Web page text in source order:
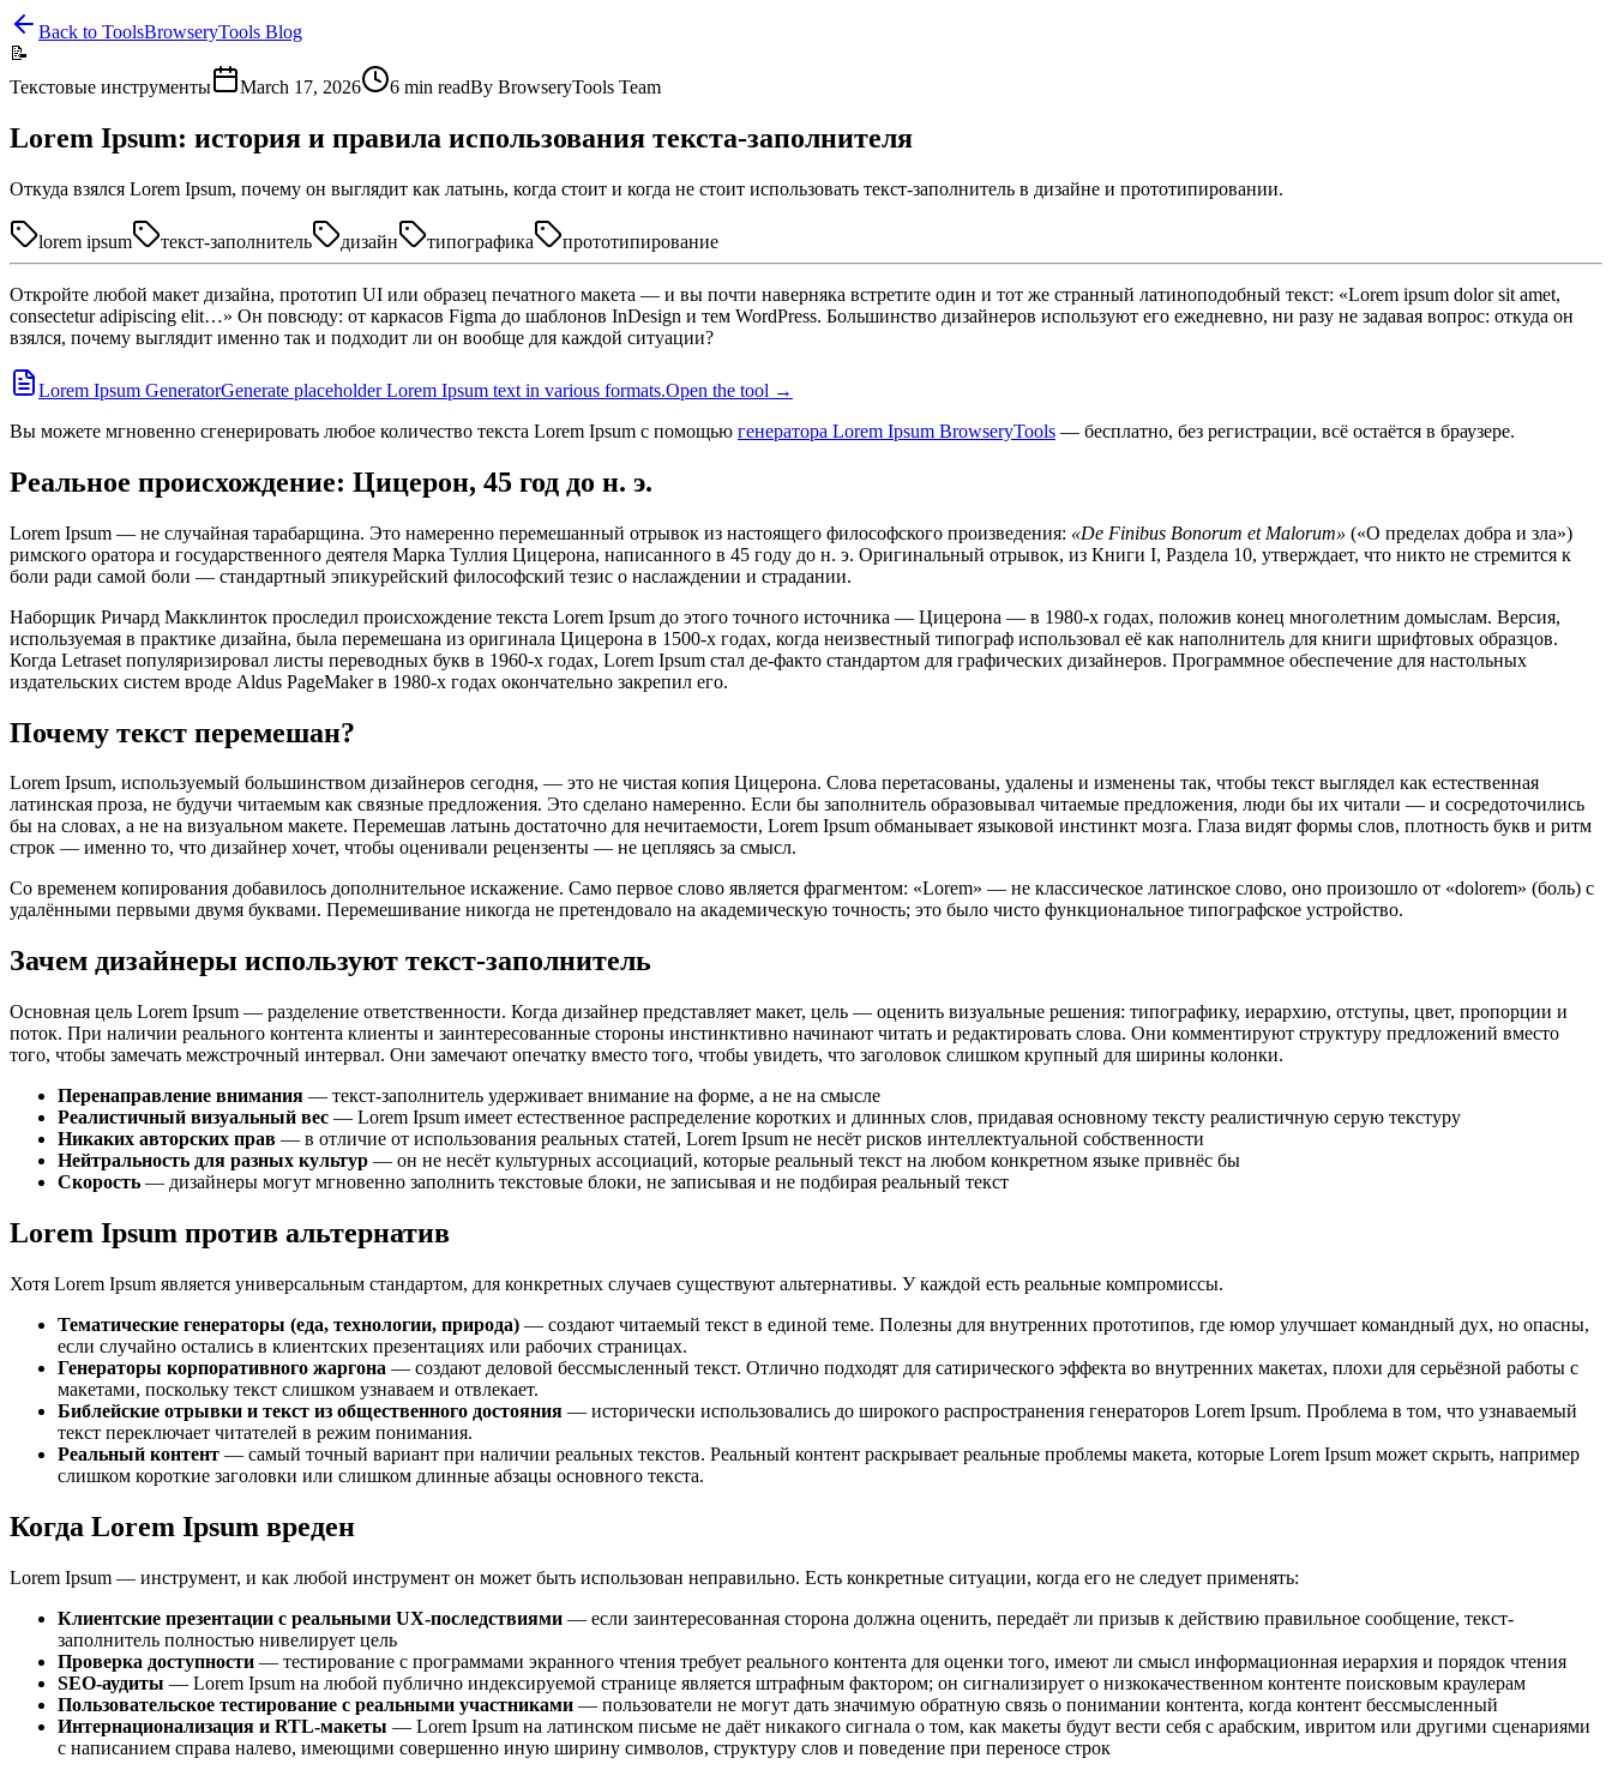
Back to ToolsBrowseryTools Blog
📝
Текстовые инструменты
March 17, 2026 6 min readBy BrowseryTools Team
Lorem Ipsum: история и правила использования текста-заполнителя
Откуда взялся Lorem Ipsum, почему он выглядит как латынь, когда стоит и когда не стоит использовать текст-заполнитель в дизайне и прототипировании.
lorem ipsum текст-заполнитель дизайн типографика прототипирование
Откройте любой макет дизайна, прототип UI или образец печатного макета — и вы почти наверняка встретите один и тот же странный латиноподобный текст: «Lorem ipsum dolor sit amet,
consectetur adipiscing elit…» Он повсюду: от каркасов Figma до шаблонов InDesign и тем WordPress. Большинство дизайнеров используют его ежедневно, ни разу не задавая вопрос: откуда он
взялся, почему выглядит именно так и подходит ли он вообще для каждой ситуации?
Lorem Ipsum GeneratorGenerate placeholder Lorem Ipsum text in various formats.Open the tool →
Вы можете мгновенно сгенерировать любое количество текста Lorem Ipsum с помощью генератора Lorem Ipsum BrowseryTools — бесплатно, без регистрации, всё остаётся в браузере.
Реальное происхождение: Цицерон, 45 год до н. э.
Lorem Ipsum — не случайная тарабарщина. Это намеренно перемешанный отрывок из настоящего философского произведения: «De Finibus Bonorum et Malorum» («О пределах добра и зла»)
римского оратора и государственного деятеля Марка Туллия Цицерона, написанного в 45 году до н. э. Оригинальный отрывок, из Книги I, Раздела 10, утверждает, что никто не стремится к
боли ради самой боли — стандартный эпикурейский философский тезис о наслаждении и страдании.
Наборщик Ричард Макклинток проследил происхождение текста Lorem Ipsum до этого точного источника — Цицерона — в 1980-х годах, положив конец многолетним домыслам. Версия,
используемая в практике дизайна, была перемешана из оригинала Цицерона в 1500-х годах, когда неизвестный типограф использовал её как наполнитель для книги шрифтовых образцов.
Когда Letraset популяризировал листы переводных букв в 1960-х годах, Lorem Ipsum стал де-факто стандартом для графических дизайнеров. Программное обеспечение для настольных
издательских систем вроде Aldus PageMaker в 1980-х годах окончательно закрепил его.
Почему текст перемешан?
Lorem Ipsum, используемый большинством дизайнеров сегодня, — это не чистая копия Цицерона. Слова перетасованы, удалены и изменены так, чтобы текст выглядел как естественная
латинская проза, не будучи читаемым как связные предложения. Это сделано намеренно. Если бы заполнитель образовывал читаемые предложения, люди бы их читали — и сосредоточились
бы на словах, а не на визуальном макете. Перемешав латынь достаточно для нечитаемости, Lorem Ipsum обманывает языковой инстинкт мозга. Глаза видят формы слов, плотность букв и ритм
строк — именно то, что дизайнер хочет, чтобы оценивали рецензенты — не цепляясь за смысл.
Со временем копирования добавилось дополнительное искажение. Само первое слово является фрагментом: «Lorem» — не классическое латинское слово, оно произошло от «dolorem» (боль) с
удалёнными первыми двумя буквами. Перемешивание никогда не претендовало на академическую точность; это было чисто функциональное типографское устройство.
Зачем дизайнеры используют текст-заполнитель
Основная цель Lorem Ipsum — разделение ответственности. Когда дизайнер представляет макет, цель — оценить визуальные решения: типографику, иерархию, отступы, цвет, пропорции и
поток. При наличии реального контента клиенты и заинтересованные стороны инстинктивно начинают читать и редактировать слова. Они комментируют структуру предложений вместо
того, чтобы замечать межстрочный интервал. Они замечают опечатку вместо того, чтобы увидеть, что заголовок слишком крупный для ширины колонки.
Перенаправление внимания — текст-заполнитель удерживает внимание на форме, а не на смысле
Реалистичный визуальный вес — Lorem Ipsum имеет естественное распределение коротких и длинных слов, придавая основному тексту реалистичную серую текстуру
Никаких авторских прав — в отличие от использования реальных статей, Lorem Ipsum не несёт рисков интеллектуальной собственности
Нейтральность для разных культур — он не несёт культурных ассоциаций, которые реальный текст на любом конкретном языке привнёс бы
Скорость — дизайнеры могут мгновенно заполнить текстовые блоки, не записывая и не подбирая реальный текст
Lorem Ipsum против альтернатив
Хотя Lorem Ipsum является универсальным стандартом, для конкретных случаев существуют альтернативы. У каждой есть реальные компромиссы.
Тематические генераторы (еда, технологии, природа) — создают читаемый текст в единой теме. Полезны для внутренних прототипов, где юмор улучшает командный дух, но опасны,
если случайно остались в клиентских презентациях или рабочих страницах.
Генераторы корпоративного жаргона — создают деловой бессмысленный текст. Отлично подходят для сатирического эффекта во внутренних макетах, плохи для серьёзной работы с
макетами, поскольку текст слишком узнаваем и отвлекает.
Библейские отрывки и текст из общественного достояния — исторически использовались до широкого распространения генераторов Lorem Ipsum. Проблема в том, что узнаваемый
текст переключает читателей в режим понимания.
Реальный контент — самый точный вариант при наличии реальных текстов. Реальный контент раскрывает реальные проблемы макета, которые Lorem Ipsum может скрыть, например
слишком короткие заголовки или слишком длинные абзацы основного текста.
Когда Lorem Ipsum вреден
Lorem Ipsum — инструмент, и как любой инструмент он может быть использован неправильно. Есть конкретные ситуации, когда его не следует применять:
Клиентские презентации с реальными UX-последствиями — если заинтересованная сторона должна оценить, передаёт ли призыв к действию правильное сообщение, текст-
заполнитель полностью нивелирует цель
Проверка доступности — тестирование с программами экранного чтения требует реального контента для оценки того, имеют ли смысл информационная иерархия и порядок чтения
SEO-аудиты — Lorem Ipsum на любой публично индексируемой странице является штрафным фактором; он сигнализирует о низкокачественном контенте поисковым краулерам
Пользовательское тестирование с реальными участниками — пользователи не могут дать значимую обратную связь о понимании контента, когда контент бессмысленный
Интернационализация и RTL-макеты — Lorem Ipsum на латинском письме не даёт никакого сигнала о том, как макеты будут вести себя с арабским, ивритом или другими сценариями
с написанием справа налево, имеющими совершенно иную ширину символов, структуру слов и поведение при переносе строк